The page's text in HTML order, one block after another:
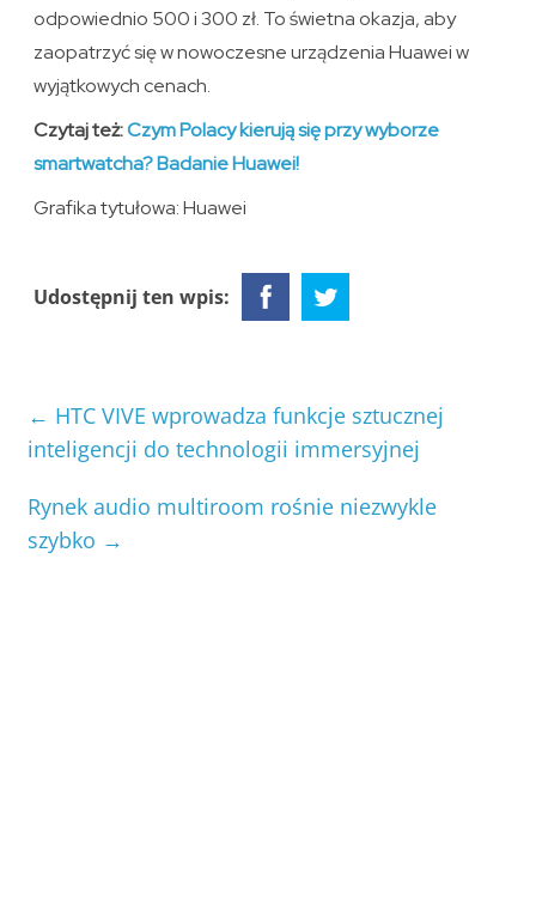
odpowiednio 500 i 300 zł. To świetna okazja, aby
zaopatrzyć się w nowoczesne urządzenia Huawei w
wyjątkowych cenach.
Czytaj też:Czym Polacy kierują się przy wyborze
smartwatcha? Badanie Huawei!
Grafika tytułowa: Huawei
Udostępnij ten wpis:
← HTC VIVE wprowadza funkcje sztucznej
inteligencji do technologii immersyjnej
Rynek audio multiroom rośnie niezwykle
szybko →